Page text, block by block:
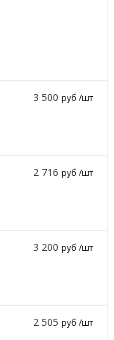
3 500руб /шт
2 716руб /шт
3 200руб /шт
2 505руб /шт